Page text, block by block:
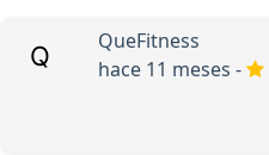
QueFitness
hace 11 meses -